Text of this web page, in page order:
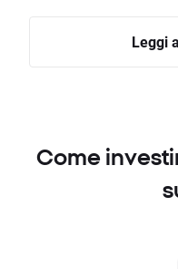
Leggi
Come